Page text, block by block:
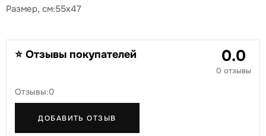
Размер, см:55x47
⭐ Отзывы покупателей 0.0
0 отзывы
Отзывы:0
ДОБАВИТЬ ОТЗЫВ